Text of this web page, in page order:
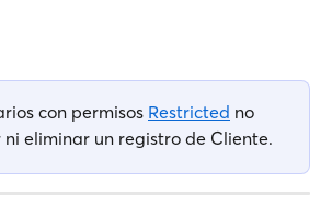
con permisos Restricted no
eliminar un registro de Cliente.